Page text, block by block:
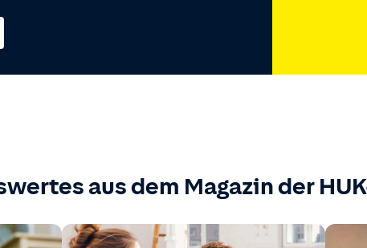
aus dem Magazin der